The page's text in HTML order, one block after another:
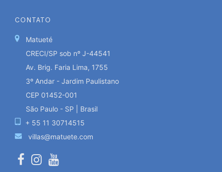
CONTATO
Matueté
CRECI/SP sob nº J-44541
Av. Brig. Faria Lima, 1755
3º Andar - Jardim Paulistano
CEP 01452-001
São Paulo - SP | Brasil
+ 55 11 30714515
villas@matuete.com